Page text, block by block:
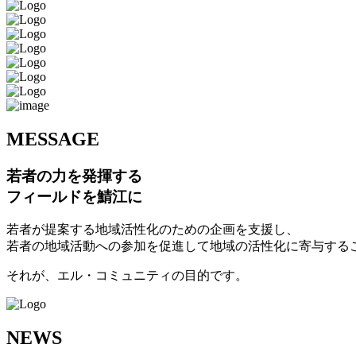
MESSAGE
若者の力を発揮する
フィールドを鯖江に
若者が提案する地域活性化のための企画を支援し、
若者の地域活動への参加を促進して地域の活性化に寄与する
それが、エル・コミュニティの目的です。
NEWS